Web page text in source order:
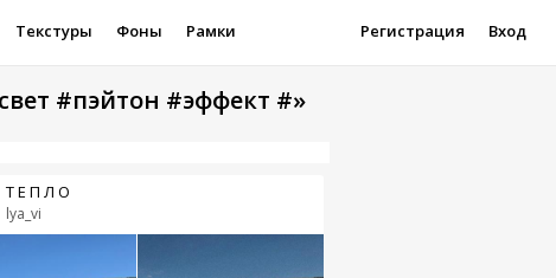
Текстуры Фоны Рамки Регистрация Вход
#пэйтон #эффект #»
lya_vi
Т Е П Л О